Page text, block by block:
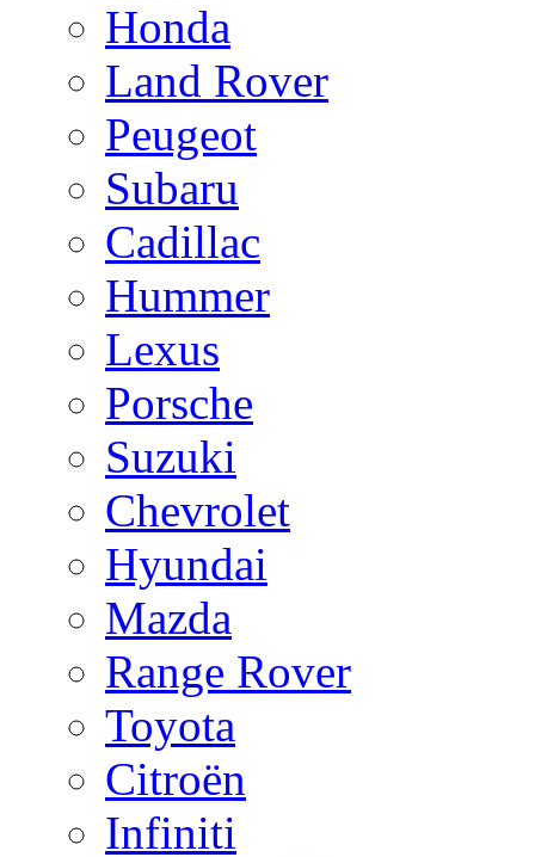
Honda
Land Rover
Peugeot
Subaru
Cadillac
Hummer
Lexus
Porsche
Suzuki
Chevrolet
Hyundai
Mazda
Range Rover
Toyota
Citroën
Infiniti